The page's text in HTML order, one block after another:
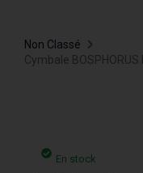
Non Classé
Cymbale
En stock